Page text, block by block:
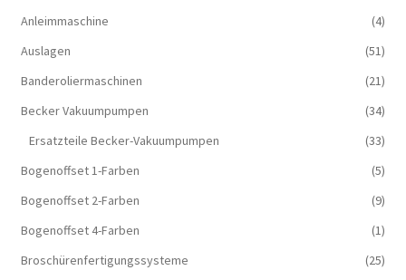
Anleimmaschine
(4)
Auslagen
(51)
Banderoliermaschinen
(21)
Becker Vakuumpumpen
(34)
Ersatzteile Becker-Vakuumpumpen
(33)
Bogenoffset 1-Farben
(5)
Bogenoffset 2-Farben
(9)
Bogenoffset 4-Farben
(1)
Broschürenfertigungssysteme
(25)